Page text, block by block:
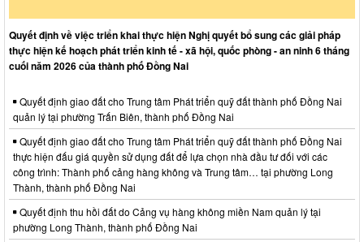
Quyết định về việc triển khai thực hiện Nghị quyết bổ sung các giải pháp
thực hiện kế hoạch phát triển kinh tế - xã hội, quốc phòng - an ninh 6 tháng
cuối năm 2026 của thành phố Đồng Nai
Quyết định giao đất cho Trung tâm Phát triển quỹ đất thành phố Đồng Nai
quản lý tại phường Trấn Biên, thành phố Đồng Nai
Quyết định giao đất cho Trung tâm Phát triển quỹ đất thành phố Đồng Nai
thực hiện đấu giá quyền sử dụng đất để lựa chọn nhà đầu tư đối với các
công trình: Thành phố cảng hàng không và Trung tâm… tại phường Long
Thành, thành phố Đồng Nai
Quyết định thu hồi đất do Cảng vụ hàng không miền Nam quản lý tại
phường Long Thành, thành phố Đồng Nai